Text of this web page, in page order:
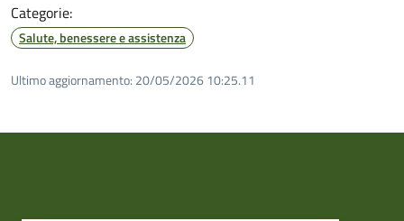
Categorie:
Salute, benessere e assistenza
Ultimo aggiornamento: 20/05/2026 10:25.11